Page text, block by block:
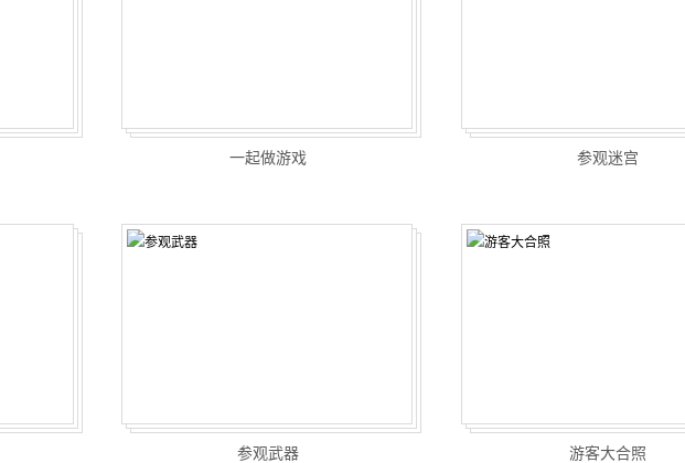
一起做游戏 参观迷宫
参观武器 游客大合照